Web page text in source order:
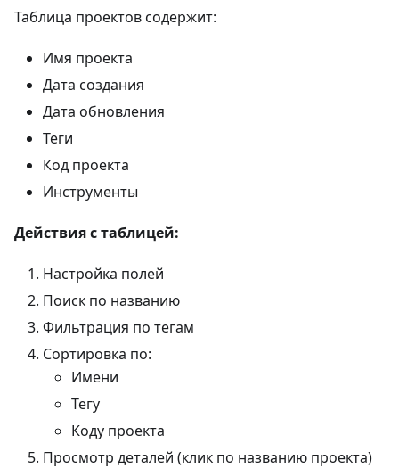
Таблица проектов содержит:
Имя проекта
Дата создания
Дата обновления
Теги
Код проекта
Инструменты
Действия с таблицей:
Настройка полей
Поиск по названию
Фильтрация по тегам
Сортировка по:
Имени
Тегу
Коду проекта
Просмотр деталей (клик по названию проекта)